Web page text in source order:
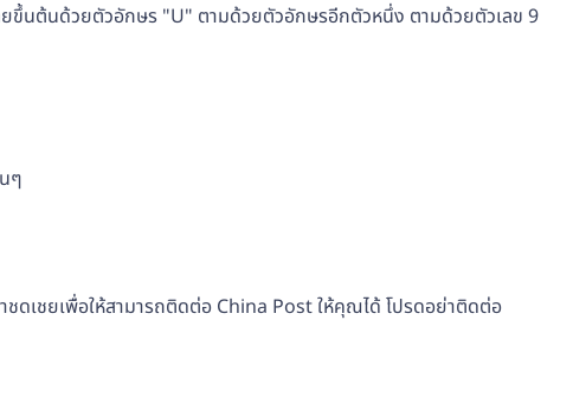
ขึ้นต้นด้วยตัวอักษร "U" ตามด้วยตัวอักษรอีกตัวหนึ่ง ตามด้วยตัวเลข 9
ๆ
เชยเพื่อให้สามารถติดต่อ China Post ให้คุณได้ โปรดอย่าติดต่อ